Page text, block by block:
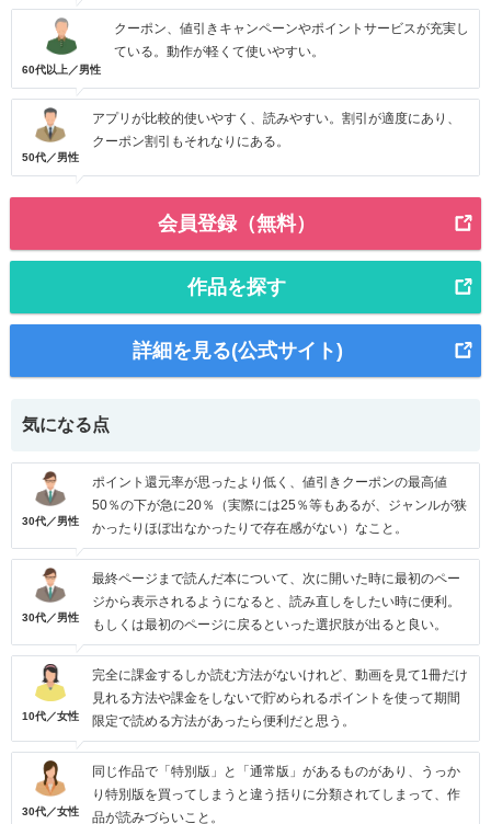
60代以上／男性
クーポン、値引きキャンペーンやポイントサービスが充実し
ている。動作が軽くて使いやすい。
50代／男性
アプリが比較的使いやすく、読みやすい。割引が適度にあり、
クーポン割引もそれなりにある。
会員登録（無料）
作品を探す
詳細を見る(公式サイト)
気になる点
30代／男性
ポイント還元率が思ったより低く、値引きクーポンの最高値
50％の下が急に20％（実際には25％等もあるが、ジャンルが狭
かったりほぼ出なかったりで存在感がない）なこと。
30代／男性
最終ページまで読んだ本について、次に開いた時に最初のペー
ジから表示されるようになると、読み直しをしたい時に便利。
もしくは最初のページに戻るといった選択肢が出ると良い。
10代／女性
完全に課金するしか読む方法がないけれど、動画を見て1冊だけ
見れる方法や課金をしないで貯められるポイントを使って期間
限定で読める方法があったら便利だと思う。
30代／女性
同じ作品で「特別版」と「通常版」があるものがあり、うっか
り特別版を買ってしまうと違う括りに分類されてしまって、作
品が読みづらいこと。